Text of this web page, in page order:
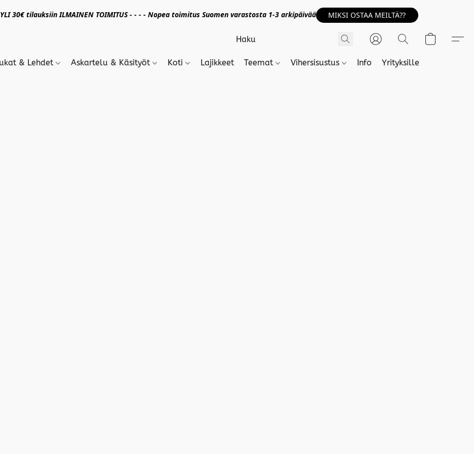
30€ tilauksiin ILMAINEN TOIMITUS - - - - Nopea toimitus Suomen varastosta 1-3 arkipäivää MIKSI OSTAA MEILTÄ??
& Lehdet Askartelu & Käsityöt Koti Lajikkeet Teemat Vihersisustus Info Yrityksille